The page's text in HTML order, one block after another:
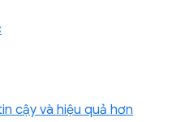
cậy và hiệu quả hơn